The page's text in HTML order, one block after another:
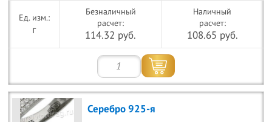
г
Безналичный
расчет:
114.32 руб.
Наличный
расчет:
108.65 руб.
Серебро 925-я